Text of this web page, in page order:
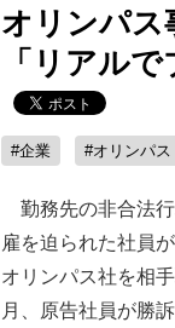
オリンパ
「リアル
#企業 #オリンパス
勤務先の非合法
雇を迫られた社員
オリンパス社を相
月、原告社員が勝